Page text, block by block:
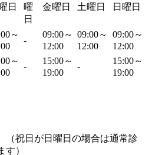
日
曜
日
金曜日 土曜日 日曜日
～
-
09:00～
12:00
09:00～
12:00
09:00～
12:00
～
-
15:00～
19:00
-
15:00～
19:00
（祝日が日曜日の場合は通常診
）